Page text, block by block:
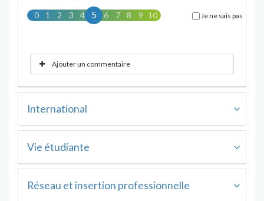
5
0 1 2 3 4 5 6 7 8 9 10 Je ne sais pas
Ajouter un commentaire
International
Vie étudiante
Réseau et insertion professionnelle